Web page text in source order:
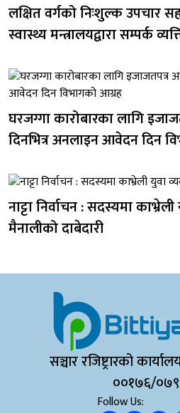
लक्षित वर्गको निःशुल्क उपचार
स्वास्थ्य मन्त्रालयद्वारा सम्पर्क
घरजग्गा कारोबारका लागि
दिनभित्र अनलाइन आवेदन दिन
नाट्टा निर्वाचन : सदस्यमा
मैनालीको दाबेदारी
सञ्चार रजिष्ट्रारको
००१७६/
Follow Us: